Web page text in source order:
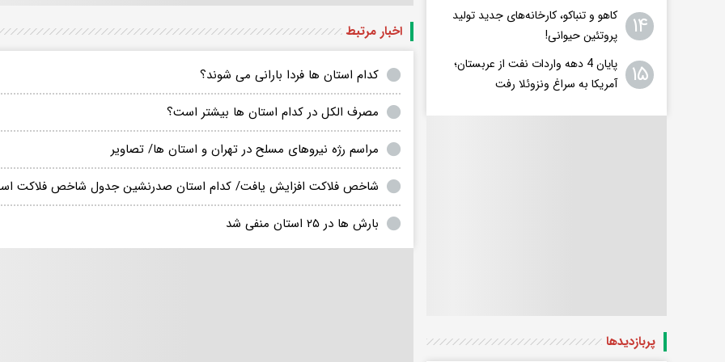
اخبار مرتبط
کدام استان ها فردا بارانی می شوند؟
مصرف الکل در کدام استان ها بیشتر است؟
مراسم رژه نیروهای مسلح در تهران و استان ها/ تصاویر
شاخص فلاکت افزایش یافت/ کدام استان صدرنشین جدول شاخص فلاکت
بارش ها در ۲۵ استان منفی شد
۱۴
کاهو و تنباکو، کارخانه‌های جدید تولید
پروتئین حیوانی!
۱۵
پایان 4 دهه واردات نفت از عربستان؛
آمریکا به سراغ ونزوئلا رفت
پربازدید‌ها